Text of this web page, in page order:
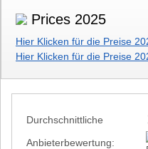
Prices 2025
Hier Klicken für die Preise
Hier Klicken für die Preise
Durchschnittliche
Anbieterbewertung: